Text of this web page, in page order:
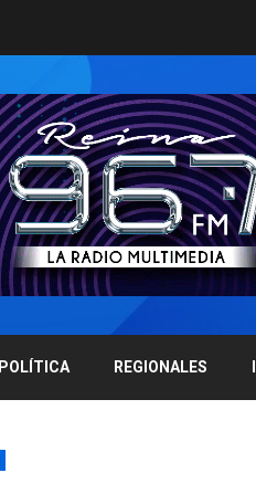
POLÍTICA REGIONALES